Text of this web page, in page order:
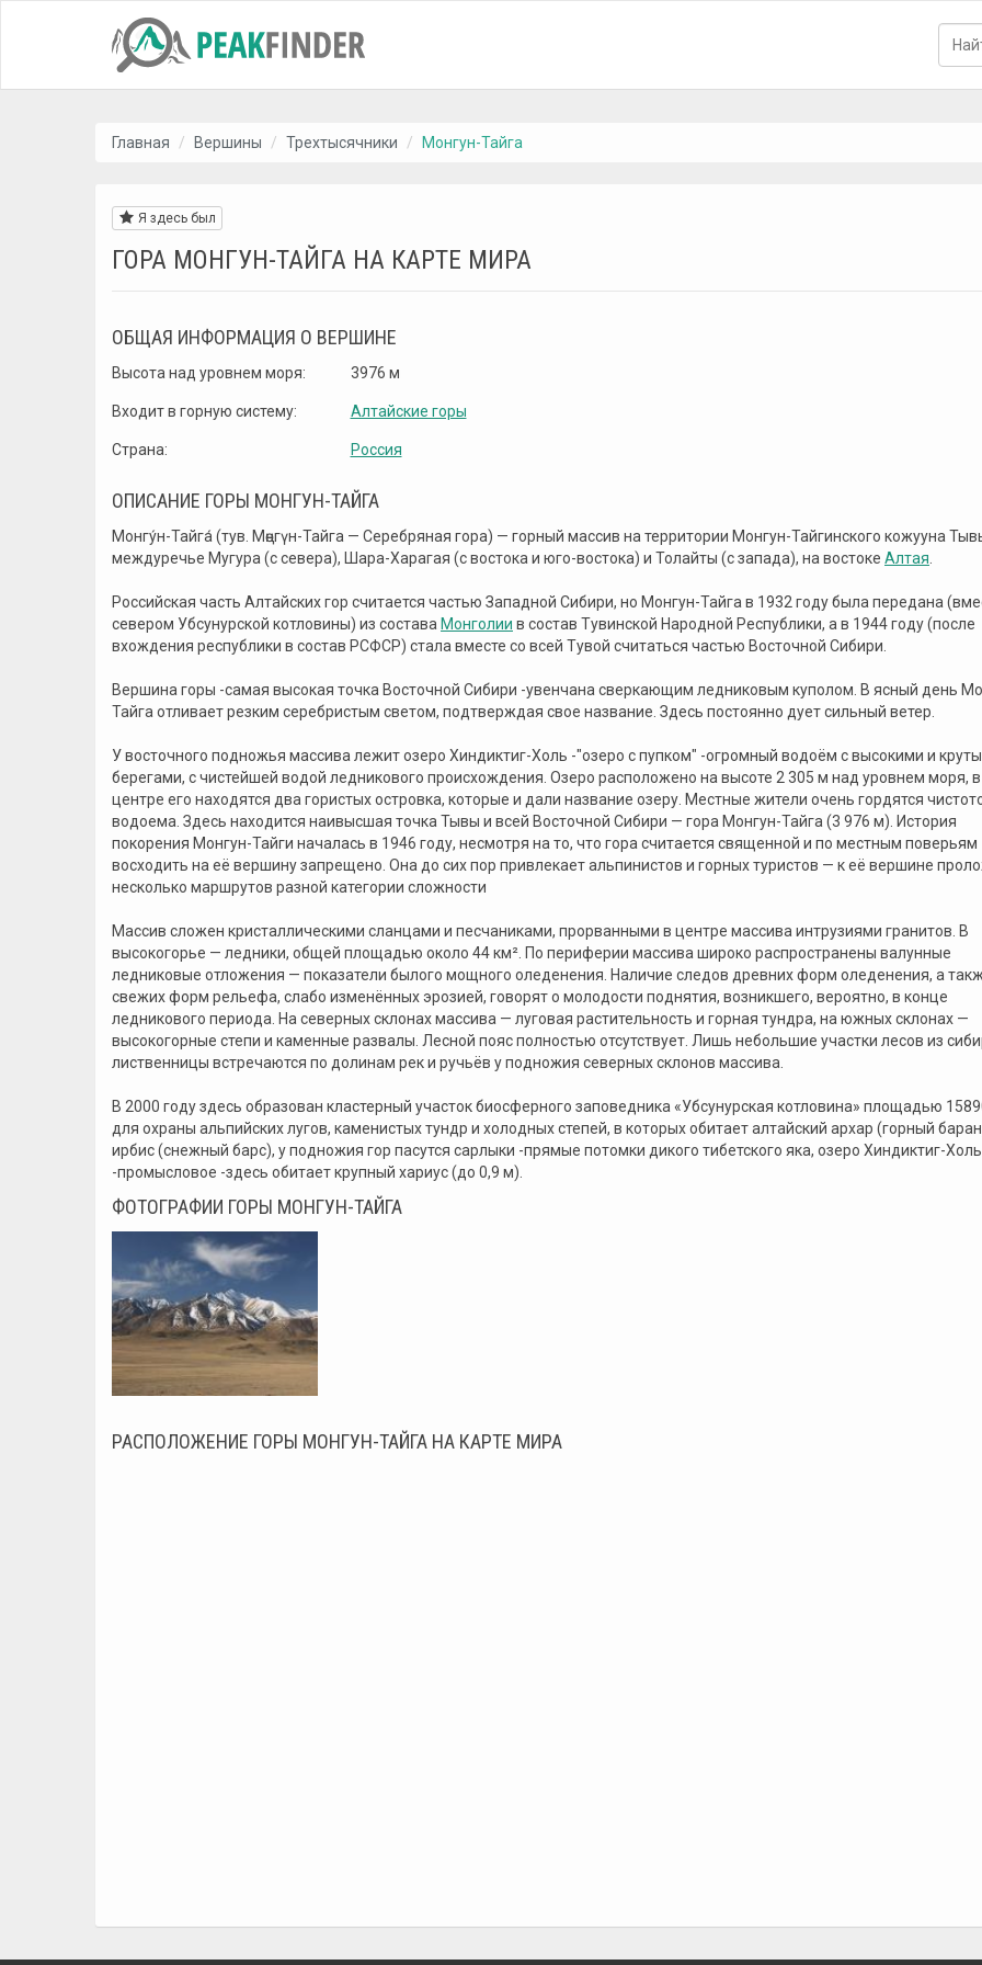
Главная Вершины Трехтысячники Монгун-Тайга
Я здесь был
ГОРА МОНГУН-ТАЙГА НА КАРТЕ МИРА
ОБЩАЯ ИНФОРМАЦИЯ О ВЕРШИНЕ
Высота над уровнем моря: 3976 м
Входит в горную систему: Алтайские горы
Страна: Россия
ОПИСАНИЕ ГОРЫ МОНГУН-ТАЙГА
Монгу́н-Тайга́ (тув. Мөңгүн-Тайга — Серебряная гора) — горный массив на территории Монгун-Тайгинского кожууна
междуречье Мугура (с севера), Шара-Харагая (с востока и юго-востока) и Толайты (с запада), на востоке Алтая.
Российская часть Алтайских гор считается частью Западной Сибири, но Монгун-Тайга в 1932 году была передана
севером Убсунурской котловины) из состава Монголии в состав Тувинской Народной Республики, а в 1944 году (после
вхождения республики в состав РСФСР) стала вместе со всей Тувой считаться частью Восточной Сибири.
Вершина горы -самая высокая точка Восточной Сибири -увенчана сверкающим ледниковым куполом. В ясный день
Тайга отливает резким серебристым светом, подтверждая свое название. Здесь постоянно дует сильный ветер.
У восточного подножья массива лежит озеро Хиндиктиг-Холь -"озеро с пупком" -огромный водоём с высокими и
берегами, с чистейшей водой ледникового происхождения. Озеро расположено на высоте 2 305 м над уровнем моря, в
центре его находятся два гористых островка, которые и дали название озеру. Местные жители очень гордятся
водоема. Здесь находится наивысшая точка Тывы и всей Восточной Сибири — гора Монгун-Тайга (3 976 м). История
покорения Монгун-Тайги началась в 1946 году, несмотря на то, что гора считается священной и по местным поверьям
восходить на её вершину запрещено. Она до сих пор привлекает альпинистов и горных туристов — к её вершине
несколько маршрутов разной категории сложности
Массив сложен кристаллическими сланцами и песчаниками, прорванными в центре массива интрузиями гранитов. В
высокогорье — ледники, общей площадью около 44 км². По периферии массива широко распространены валунные
ледниковые отложения — показатели былого мощного оледенения. Наличие следов древних форм оледенения, а
свежих форм рельефа, слабо изменённых эрозией, говорят о молодости поднятия, возникшего, вероятно, в конце
ледникового периода. На северных склонах массива — луговая растительность и горная тундра, на южных склонах —
высокогорные степи и каменные развалы. Лесной пояс полностью отсутствует. Лишь небольшие участки лесов из
лиственницы встречаются по долинам рек и ручьёв у подножия северных склонов массива.
В 2000 году здесь образован кластерный участок биосферного заповедника «Убсунурская котловина» площадью
для охраны альпийских лугов, каменистых тундр и холодных степей, в которых обитает алтайский архар (горный
ирбис (снежный барс), у подножия гор пасутся сарлыки -прямые потомки дикого тибетского яка, озеро Хиндиктиг-Холь
-промысловое -здесь обитает крупный хариус (до 0,9 м).
ФОТОГРАФИИ ГОРЫ МОНГУН-ТАЙГА
РАСПОЛОЖЕНИЕ ГОРЫ МОНГУН-ТАЙГА НА КАРТЕ МИРА